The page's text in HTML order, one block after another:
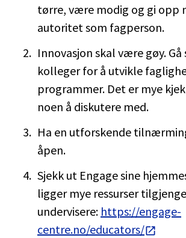
tørre, være modig og gi opp
autoritet som fagperson.
Innovasjon skal være gøy.
kolleger for å utvikle
programmer. Det er mye
noen å diskutere med.
Ha en utforskende
åpen.
Sjekk ut Engage sine
ligger mye ressurser
undervisere: https://engage-
centre.no/educators/